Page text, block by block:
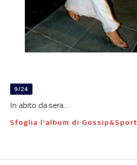
9/24
In abito da sera...
Sfoglia l'album di Gossip&Sport